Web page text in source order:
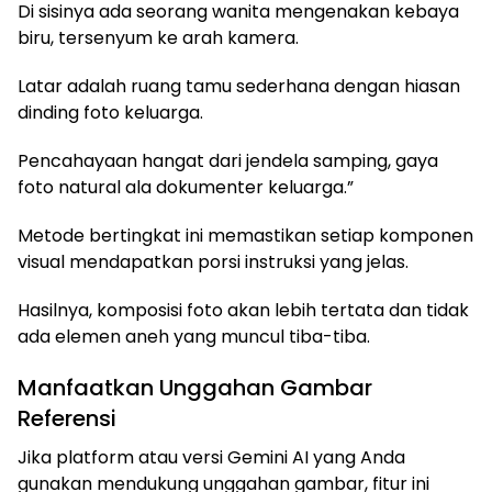
Di sisinya ada seorang wanita mengenakan kebaya
biru, tersenyum ke arah kamera.
Latar adalah ruang tamu sederhana dengan hiasan
dinding foto keluarga.
Pencahayaan hangat dari jendela samping, gaya
foto natural ala dokumenter keluarga.”
Metode bertingkat ini memastikan setiap komponen
visual mendapatkan porsi instruksi yang jelas.
Hasilnya, komposisi foto akan lebih tertata dan tidak
ada elemen aneh yang muncul tiba-tiba.
Manfaatkan Unggahan Gambar
Referensi
Jika platform atau versi Gemini AI yang Anda
gunakan mendukung unggahan gambar, fitur ini